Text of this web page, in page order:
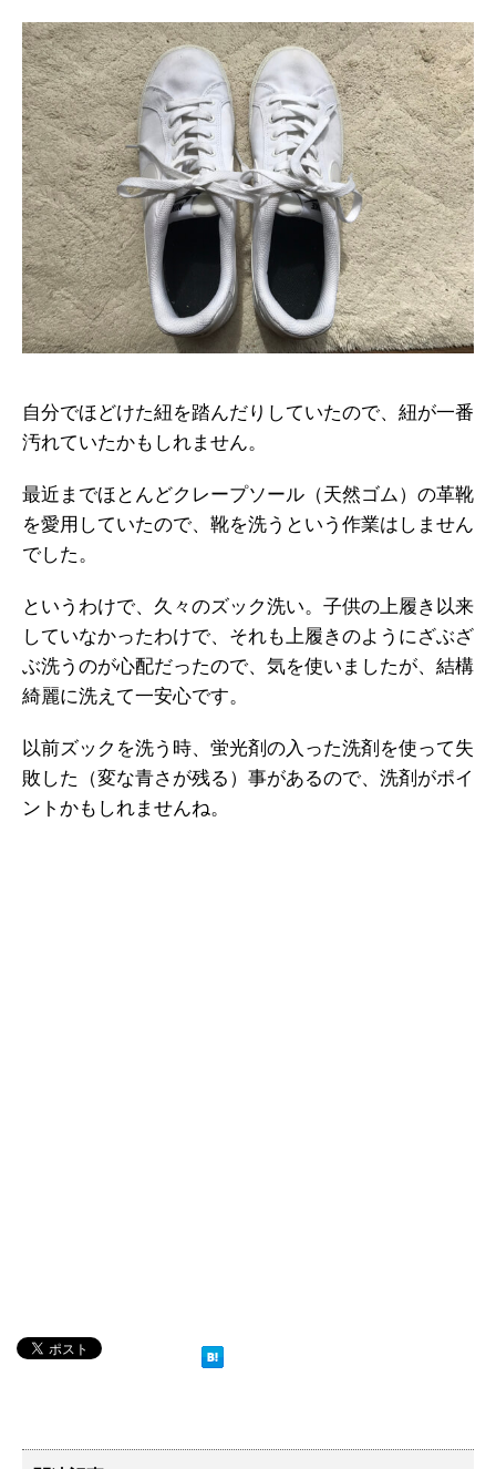
自分でほどけた紐を踏んだりしていたので、紐が一番
汚れていたかもしれません。
最近までほとんどクレープソール（天然ゴム）の革靴
を愛用していたので、靴を洗うという作業はしません
でした。
というわけで、久々のズック洗い。子供の上履き以来
していなかったわけで、それも上履きのようにざぶざ
ぶ洗うのが心配だったので、気を使いましたが、結構
綺麗に洗えて一安心です。
以前ズックを洗う時、蛍光剤の入った洗剤を使って失
敗した（変な青さが残る）事があるので、洗剤がポイ
ントかもしれませんね。